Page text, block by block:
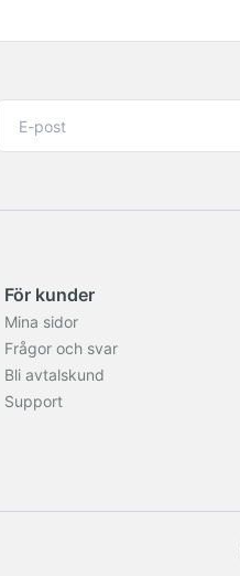
För kunder
Mina sidor
Frågor och svar
Bli avtalskund
Support